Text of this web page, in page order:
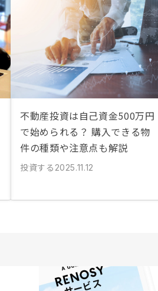
不動産投資は自己資金500万円
で始められる？ 購入できる物
件の種類や注意点も解説
投資する 2025.11.12